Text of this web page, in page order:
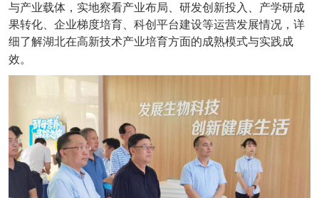
与产业载体，实地察看产业布局、研发创新投入、产学研成
果转化、企业梯度培育、科创平台建设等运营发展情况，详
细了解湖北在高新技术产业培育方面的成熟模式与实践成
效。